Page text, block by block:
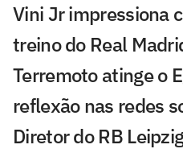
Vini Jr impressiona
treino do Real
Terremoto atinge o
reflexão nas redes
Diretor do RB